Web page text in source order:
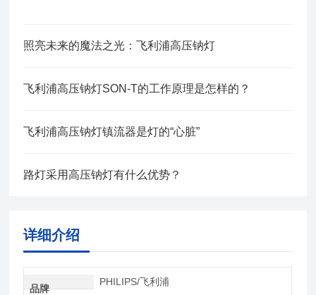
照亮未来的魔法之光：飞利浦高压钠灯
飞利浦高压钠灯SON-T的工作原理是怎样的？
飞利浦高压钠灯镇流器是灯的“心脏”
路灯采用高压钠灯有什么优势？
详细介绍
品牌
PHILIPS/飞利浦